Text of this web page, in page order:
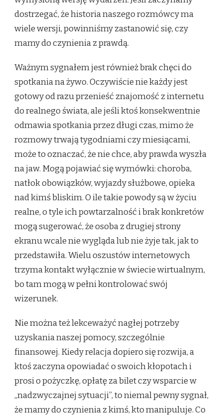
dostrzegać, że historia naszego rozmówcy ma
wiele wersji, powinniśmy zastanowić się, czy
mamy do czynienia z prawdą.
Ważnym sygnałem jest również brak chęci do
spotkania na żywo. Oczywiście nie każdy jest
gotowy od razu przenieść znajomość z internetu
do realnego świata, ale jeśli ktoś konsekwentnie
odmawia spotkania przez długi czas, mimo że
rozmowy trwają tygodniami czy miesiącami,
może to oznaczać, że nie chce, aby prawda wyszła
na jaw. Mogą pojawiać się wymówki: choroba,
natłok obowiązków, wyjazdy służbowe, opieka
nad kimś bliskim. O ile takie powody są w życiu
realne, o tyle ich powtarzalność i brak konkretów
mogą sugerować, że osoba z drugiej strony
ekranu wcale nie wygląda lub nie żyje tak, jak to
przedstawiła. Wielu oszustów internetowych
trzyma kontakt wyłącznie w świecie wirtualnym,
bo tam mogą w pełni kontrolować swój
wizerunek.
Nie można też lekceważyć nagłej potrzeby
uzyskania naszej pomocy, szczególnie
finansowej. Kiedy relacja dopiero się rozwija, a
ktoś zaczyna opowiadać o swoich kłopotach i
prosi o pożyczkę, opłatę za bilet czy wsparcie w
„nadzwyczajnej sytuacji”, to niemal pewny sygnał,
że mamy do czynienia z kimś, kto manipuluje. Co